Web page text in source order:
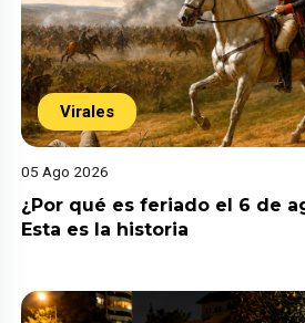
Virales
05 Ago 2026
¿Por qué es feriado el 6 de
Esta es la historia